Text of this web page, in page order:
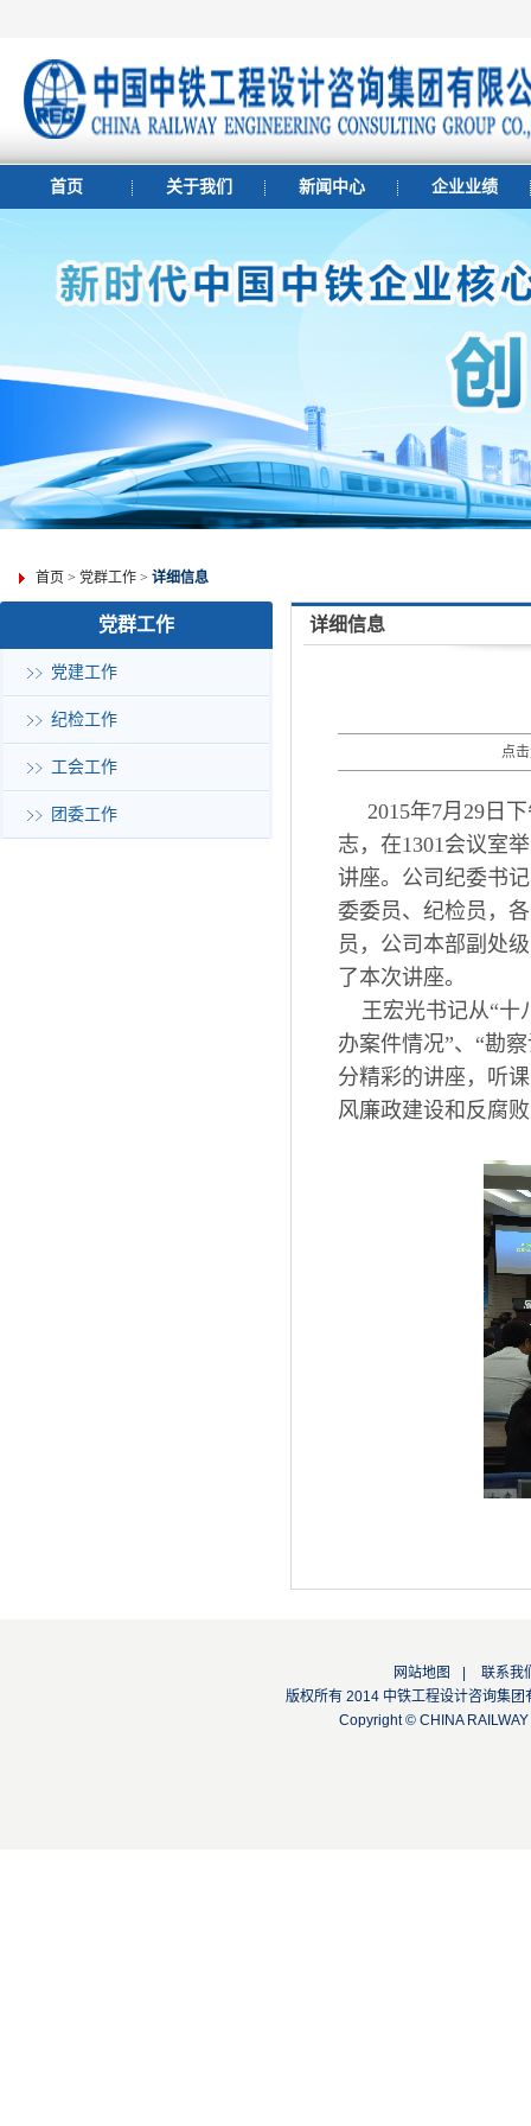
首页 关于我们 新闻中心 企业业绩
首页 > 党群工作 > 详细信息
党群工作
党建工作
纪检工作
工会工作
团委工作
详细信息
点
2015年7月29 日
志，在1301会议室
讲座。公司纪委书
委委员、纪检员，
员，公司本部副处
了本次讲座。
王宏光书记从“十
办案件情况”、“勘
分精彩的讲座，听
风廉政建设和反腐
网站地图
联系我
版权所有 2014 中铁工程设计咨询
Copyright © CHINA